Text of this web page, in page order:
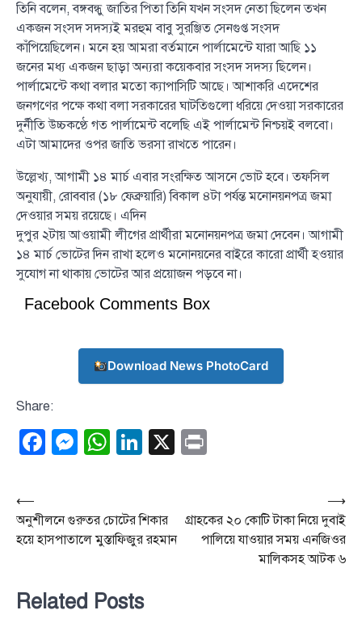
তিনি বলেন, বঙ্গবন্ধু জাতির পিতা তিনি যখন সংসদ নেতা ছিলেন তখন
একজন সংসদ সদস্যই মরহুম বাবু সুরঞ্জিত সেনগুপ্ত সংসদ
কাঁপিয়েছিলেন। মনে হয় আমরা বর্তমানে পার্লামেন্টে যারা আছি ১১
জনের মধ্য একজন ছাড়া অন্যরা কয়েকবার সংসদ সদস্য ছিলেন।
পার্লামেন্টে কথা বলার মতো ক্যাপাসিটি আছে। আশাকরি এদেশের
জনগণের পক্ষে কথা বলা সরকারের ঘাটতিগুলো ধরিয়ে দেওয়া সরকারের
দুর্নীতি উচ্চকণ্ঠে গত পার্লামেন্ট বলেছি এই পার্লামেন্ট নিশ্চয়ই বলবো।
এটা আমাদের ওপর জাতি ভরসা রাখতে পারেন।
উল্লেখ্য, আগামী ১৪ মার্চ এবার সংরক্ষিত আসনে ভোট হবে। তফসিল
অনুযায়ী, রোববার (১৮ ফেব্রুয়ারি) বিকাল ৪টা পর্যন্ত মনোনয়নপত্র জমা
দেওয়ার সময় রয়েছে। এদিন
দুপুর ২টায় আওয়ামী লীগের প্রার্থীরা মনোনয়নপত্র জমা দেবেন। আগামী
১৪ মার্চ ভোটের দিন রাখা হলেও মনোনয়নের বাইরে কারো প্রার্থী হওয়ার
সুযোগ না থাকায় ভোটের আর প্রয়োজন পড়বে না।
Facebook Comments Box
Download News PhotoCard
Share:
Facebook
Messenger
WhatsApp
LinkedIn
X
Post
navigation
⟵
অনুশীলনে গুরুতর চোটের শিকার
হয়ে হাসপাতালে মুস্তাফিজুর রহমান
গ্রাহকের ২০ কোটি টাকা নিয়ে দুবাই
পালিয়ে যাওয়ার সময় এনজিওর
মালিকসহ আটক ৬
⟶
Related Posts